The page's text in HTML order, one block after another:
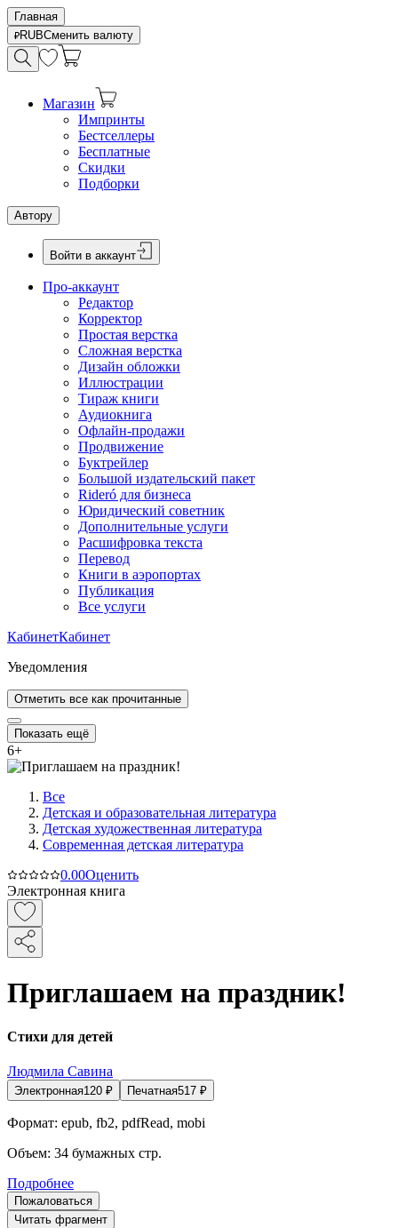
Главная
RUBСменить валюту
Магазин
Импринты
Бестселлеры
Бесплатные
Скидки
Подборки
Автору
Войти в аккаунт
Про-аккаунт
Редактор
Корректор
Простая верстка
Сложная верстка
Дизайн обложки
Иллюстрации
Тираж книги
Аудиокнига
Офлайн-продажи
Продвижение
Буктрейлер
Большой издательский пакет
Rideró для бизнеса
Юридический советник
Дополнительные услуги
Расшифровка текста
Перевод
Книги в аэропортах
Публикация
Все услуги
КабинетКабинет
Уведомления
Отметить все как прочитанные
Показать ещё
6+
Все
Детская и образовательная литература
Детская художественная литература
Современная детская литература
0.00Оценить
Электронная книга
Приглашаем на праздник!
Стихи для детей
Людмила Савина
Электронная120 ₽ Печатная517 ₽
Формат: epub, fb2, pdfRead, mobi
Объем: 34 бумажных стр.
Подробнее
Пожаловаться
Читать фрагмент